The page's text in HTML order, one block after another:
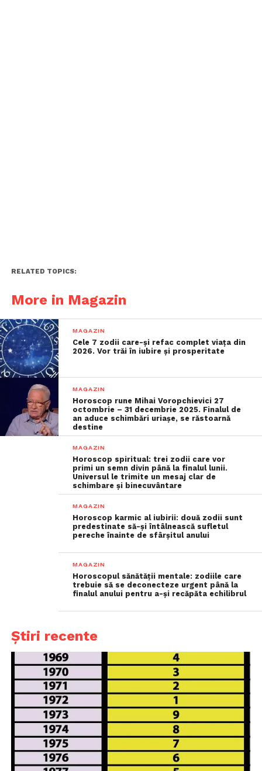
RELATED TOPICS:
More in Magazin
MAGAZIN
Cele 7 zodii care-și refac complet viața din
2026. Vor trăi în iubire și prosperitate
MAGAZIN
Horoscop rune Mihai Voropchievici 27
octombrie – 31 decembrie 2025. Finalul de
an aduce schimbări uriașe, se răstoarnă
destine
MAGAZIN
Horoscop spiritual: trei zodii care vor
primi un semn divin până la finalul lunii.
Universul le trimite un mesaj clar de
schimbare și binecuvântare
MAGAZIN
Horoscop karmic al iubirii: două zodii sunt
predestinate să-și întâlnească sufletul
pereche înainte de sfârșitul anului
MAGAZIN
Horoscopul sănătății mentale: zodiile care
trebuie să se deconecteze urgent până la
finalul anului pentru a-și recăpăta echilibrul
Știri recente